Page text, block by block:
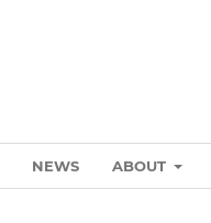
NEWS ABOUT